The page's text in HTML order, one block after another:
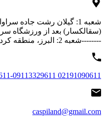
شعبه 1: گیلان رشت جاده
(سقالکسار) بعد از ورزشگاه
--------شعبه 2: البرز، منطقه کردان، سهیلیه، خ ولیعصر، سنقرآباد
02191090611 09120259611-09113329611
caspiland@gmail.com